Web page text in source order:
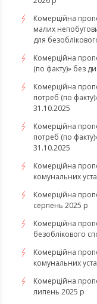
Комерційна
малих
для
Комерційна
(по факту)» без
Комерційна
потреб (по
31.10.2025
Комерційна
потреб (по
31.10.2025
Комерційна
комунальних
Комерційна
серпень 2025 р
Комерційна
безоблікового
Комерційна
комунальних
Комерційна
липень 2025 р